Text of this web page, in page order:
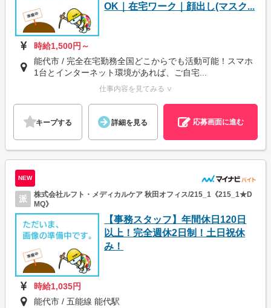
OK｜在宅ワーク｜顔出し(マスク...
時給1,500円～
能代市 / 完全在宅勤務全国どこからでも活動可能！スマホ
1台とインターネット環境があれば、ご自宅...
仕事内容を見てみる ∨
キープする 詳細を見る 応募画面に進む
NEW
派
株式会社ルフト・メディカルケア 秋田オフィス/215_1《215_1★D
MQ》
【事務スタッフ】年間休日120日
以上！完全週休2日制！土日祝休
み！
時給1,035円
能代市 / 五能線 能代駅